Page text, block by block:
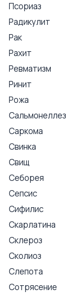
Псориаз
Радикулит
Рак
Рахит
Ревматизм
Ринит
Рожа
Сальмонеллез
Саркома
Свинка
Свищ
Себорея
Сепсис
Сифилис
Скарлатина
Склероз
Сколиоз
Слепота
Сотрясение